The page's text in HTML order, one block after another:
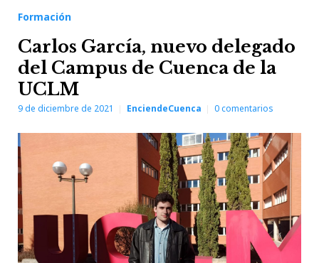
Formación
Carlos García, nuevo delegado
del Campus de Cuenca de la
UCLM
9 de diciembre de 2021 EnciendeCuenca 0comentarios